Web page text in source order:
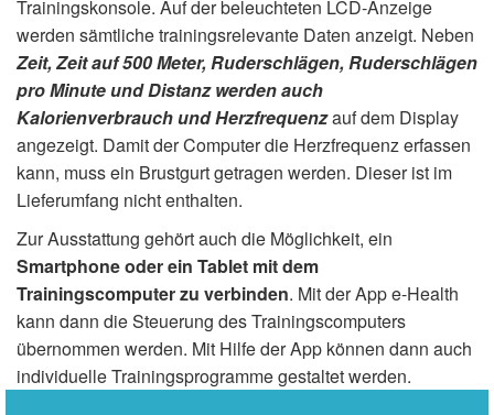
Trainingskonsole. Auf der beleuchteten LCD-Anzeige
werden sämtliche trainingsrelevante Daten anzeigt. Neben
Zeit, Zeit auf 500 Meter, Ruderschlägen, Ruderschlägen
pro Minute und Distanz werden auch
Kalorienverbrauch und Herzfrequenzauf dem Display
angezeigt. Damit der Computer die Herzfrequenz erfassen
kann, muss ein Brustgurt getragen werden. Dieser ist im
Lieferumfang nicht enthalten.
Zur Ausstattung gehört auch die Möglichkeit, ein
Smartphone oder ein Tablet mit dem
Trainingscomputer zu verbinden. Mit der App e-Health
kann dann die Steuerung des Trainingscomputers
übernommen werden. Mit Hilfe der App können dann auch
individuelle Trainingsprogramme gestaltet werden.